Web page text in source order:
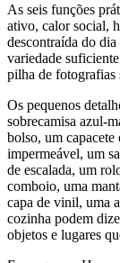
As seis funções
ativo, calor social,
descontraída do dia
variedade
pilha de fotografias
Os pequenos
sobrecamisa azul-
bolso, um
impermeável, um
de escalada, um
comboio, uma
capa de vinil, uma
cozinha podem
objetos e lugares